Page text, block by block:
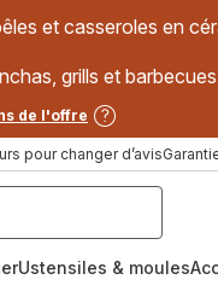
et casseroles en
grills et
de l'offre
pour changer d’avis
Ustensiles & moules